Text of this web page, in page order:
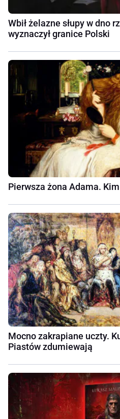
Wbił żelazne słupy w dno
wyznaczył granice Polski
Pierwsza żona Adama.
Mocno zakrapiane uczty.
Piastów zdumiewają